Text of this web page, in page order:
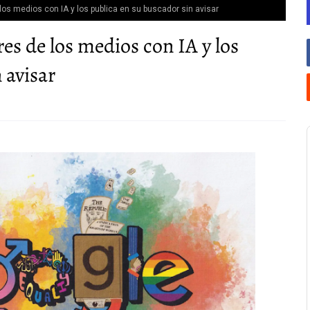
medios con IA y los publica en su buscador sin avisar
de los medios con IA y los